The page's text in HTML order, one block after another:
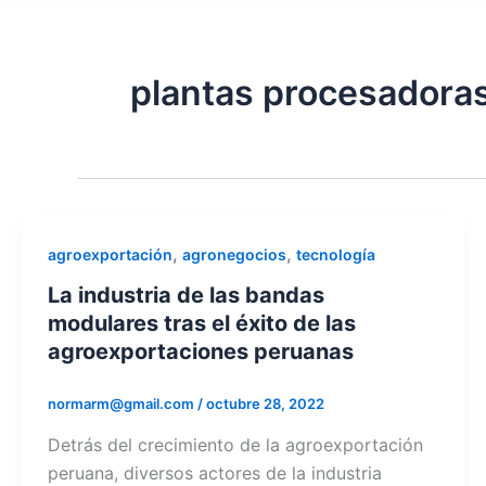
plantas
agroexportación, agronegocios, tecnología
La industria de las bandas
modulares tras el éxito de las
agroexportaciones peruanas
normarm@gmail.com /octubre 28, 2022
Detrás del crecimiento de la agroexportación
peruana, diversos actores de la industria